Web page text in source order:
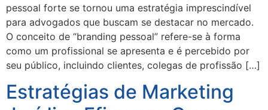
pessoal forte se tornou uma estratégia imprescindível
para advogados que buscam se destacar no mercado.
O conceito de “branding pessoal” refere-se à forma
como um profissional se apresenta e é percebido por
seu público, incluindo clientes, colegas de profissão […]
Estratégias de Marketing